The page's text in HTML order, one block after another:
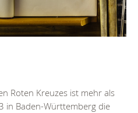
Roten Kreuzes ist mehr als
in Baden-Württemberg die